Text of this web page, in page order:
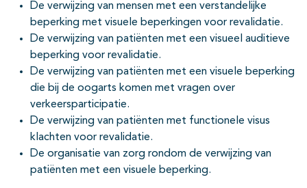
De verwijzing van mensen met een verstandelijke
beperking met visuele beperkingen voor revalidatie.
De verwijzing van patiënten met een visueel auditieve
beperking voor revalidatie.
De verwijzing van patiënten met een visuele beperking
die bij de oogarts komen met vragen over
verkeersparticipatie.
De verwijzing van patiënten met functionele visus
klachten voor revalidatie.
De organisatie van zorg rondom de verwijzing van
patiënten met een visuele beperking.